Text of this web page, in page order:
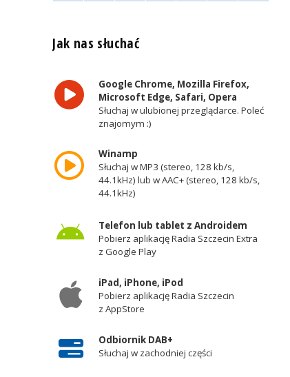
Jak nas słuchać
Google Chrome, Mozilla Firefox,
Microsoft Edge, Safari, Opera
Słuchaj w ulubionej przeglądarce. Poleć
znajomym :)
Winamp
Słuchaj w MP3 (stereo, 128 kb/s,
44.1kHz) lub w AAC+ (stereo, 128 kb/s,
44.1kHz)
Telefon lub tablet z Androidem
Pobierz aplikację Radia Szczecin Extra
z Google Play
iPad, iPhone, iPod
Pobierz aplikację Radia Szczecin
z AppStore
Odbiornik DAB+
Słuchaj w zachodniej części